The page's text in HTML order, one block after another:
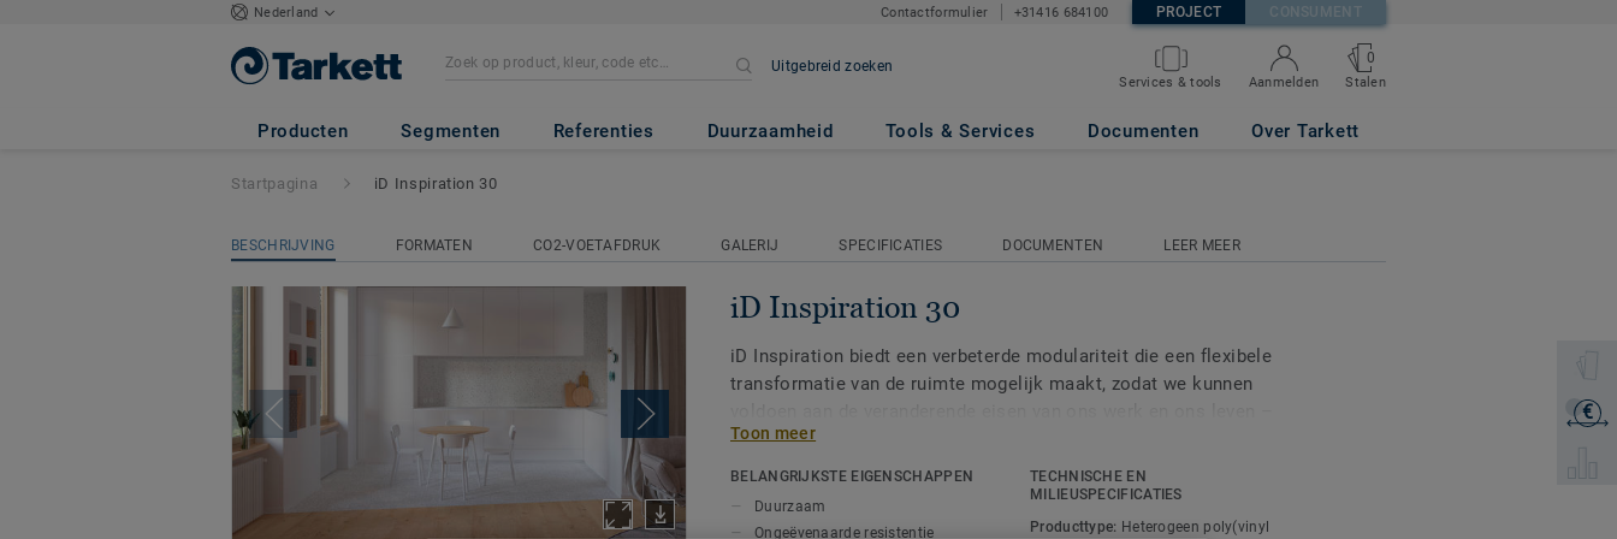
Nederland Contactformulier +31416 684100 PROJECT CONSUMENT
Uitgebreid zoeken
Services & tools Aanmelden
0
Stalen
Producten Segmenten Referenties Duurzaamheid Tools & Services Documenten Over Tarkett
iD Inspiration 30
€
Startpagina iD Inspiration 30
BESCHRIJVING FORMATEN CO2-VOETAFDRUK GALERIJ SPECIFICATIES DOCUMENTEN LEER MEER
iD Inspiration 30
iD Inspiration biedt een verbeterde modulariteit die een flexibele
transformatie van de ruimte mogelijk maakt, zodat we kunnen
zonder dat dit nadelige gevolgen heeft voor gezondheid en milieu.
Dankzij onze op de natuur geïnspireerde kleuren en thema's –
versterkt door het hyperrealisme van high definition prints – kunt
u de beste natuurlijke designs kiezen in de allerbeste
Toon meer
BELANGRIJKSTE EIGENSCHAPPEN
Duurzaam
Ongeëvenaarde resistentie
TECHNISCHE EN
MILIEUSPECIFICATIES
Producttype: Heterogeen poly(vinyl